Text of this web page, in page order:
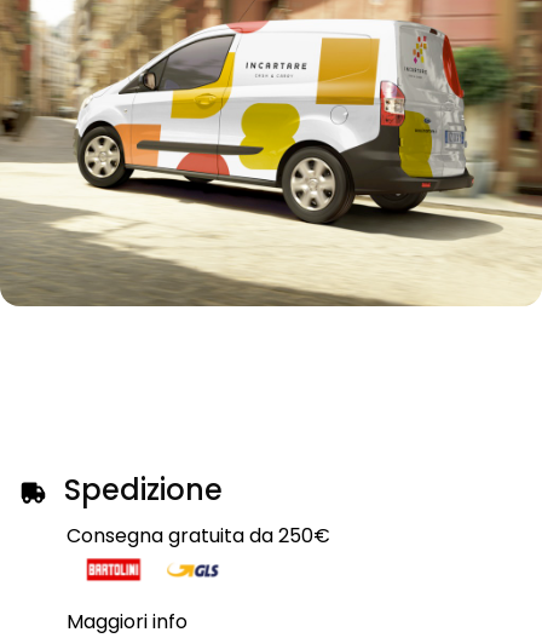
Spedizione
Consegna gratuita da 250€
Maggiori info